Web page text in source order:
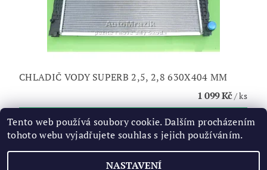
CHLADIČ VODY SUPERB 2,5, 2,8 630X404 MM
1 099 Kč/ ks
Tento web používá soubory cookie. Dalším procházením
tohoto webu vyjadřujete souhlas s jejich používáním.
NASTAVENÍ